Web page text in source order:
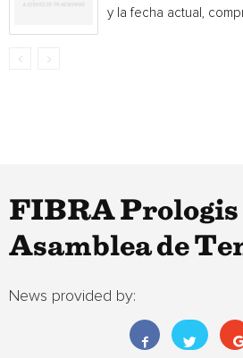
y la fecha actual,
FIBRA
Asamblea de
News provided by: